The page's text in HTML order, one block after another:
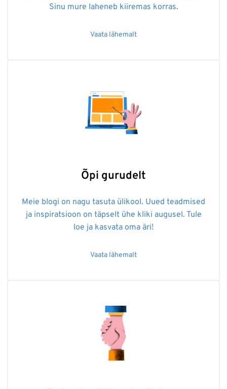
Sinu mure laheneb kiiremas korras.
Vaata lähemalt
Õpi gurudelt
Meie blogi on nagu tasuta ülikool. Uued teadmised
ja inspiratsioon on täpselt ühe kliki augusel. Tule
loe ja kasvata oma äri!
Vaata lähemalt